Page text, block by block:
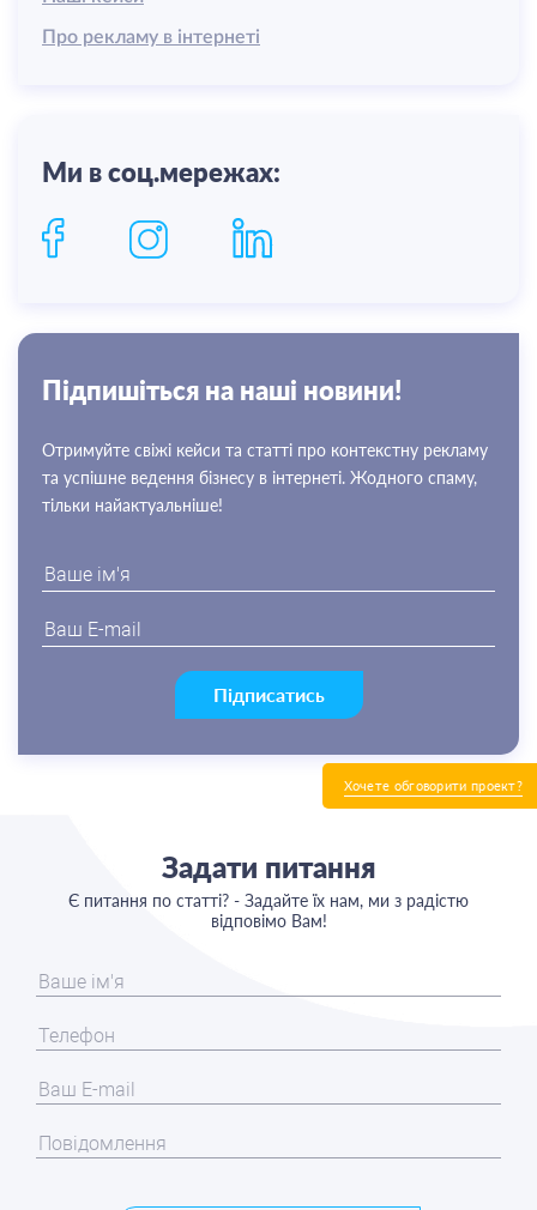
Хочете обговорити проект?
Про рекламу в інтернеті
Ми в соц.мережах:
Пiдпишiться на нашi новини!
Отримуйте свіжі кейси та статті про контекстну рекламу
та успішне ведення бізнесу в інтернеті. Жодного спаму,
тільки найактуальніше!
Підписатись
Задати питання
Є питання по статті? - Задайте їх нам, ми з радістю
відповімо Вам!